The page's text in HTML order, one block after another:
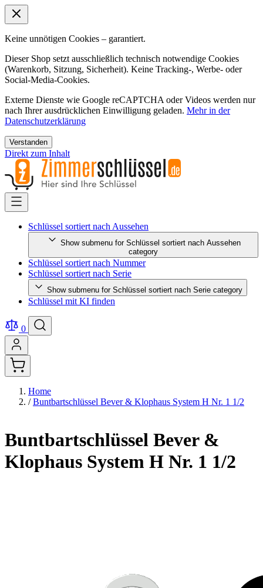
Keine unnötigen Cookies – garantiert.
Dieser Shop setzt ausschließlich technisch notwendige Cookies
(Warenkorb, Sitzung, Sicherheit). Keine Tracking-, Werbe- oder
Social-Media-Cookies.
Externe Dienste wie Google reCAPTCHA oder Videos werden nur
nach Ihrer ausdrücklichen Einwilligung geladen. Mehr in der
Datenschutzerklärung
Verstanden
Direkt zum Inhalt
Schlüssel sortiert nach Aussehen
Show submenu for Schlüssel sortiert nach Aussehen
category
Schlüssel sortiert nach Nummer
Schlüssel sortiert nach Serie
Show submenu for Schlüssel sortiert nach Serie category
Schlüssel mit KI finden
0
Home
/ Buntbartschlüssel Bever & Klophaus System H Nr. 1 1/2
Buntbartschlüssel Bever &
Klophaus System H Nr. 1 1/2